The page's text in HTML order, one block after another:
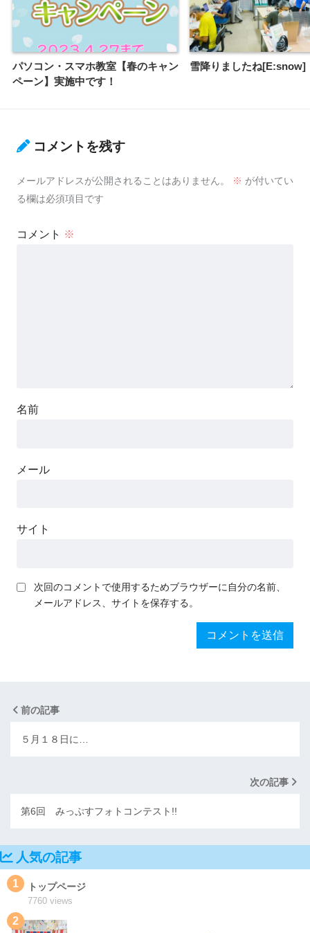
パソコン・スマホ教室【春のキャン
ペーン】実施中です！
雪降りましたね[E:snow]
コメントを残す
メールアドレスが公開されることはありません。 ※ が付いてい
る欄は必須項目です
コメント ※
名前
メール
サイト
次回のコメントで使用するためブラウザーに自分の名前、
メールアドレス、サイトを保存する。
前の記事
５月１８日に…
次の記事
第6回 みっぷすフォトコンテスト!!
人気の記事
1 トップページ
7760 views
2